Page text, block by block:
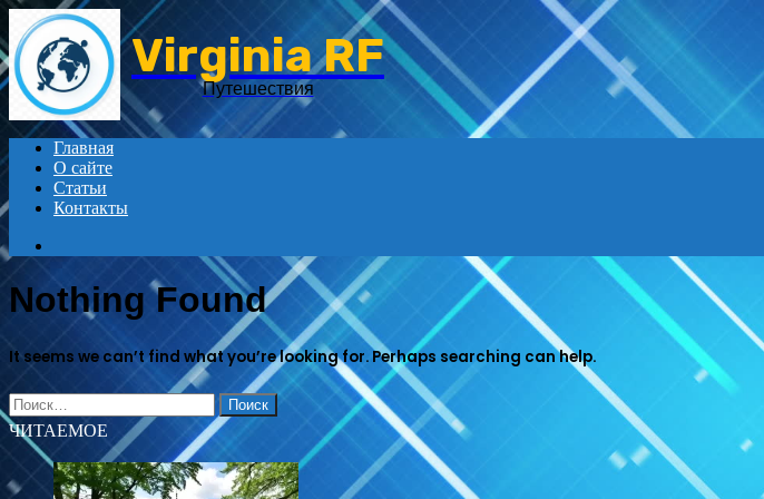
Virginia RF
Путешествия
Главная
О сайте
Статьи
Контакты
for
Nothing Found
It seems we can’t find what you’re looking for. Perhaps searching can help.
Найти:
ЧИТАЕМОЕ